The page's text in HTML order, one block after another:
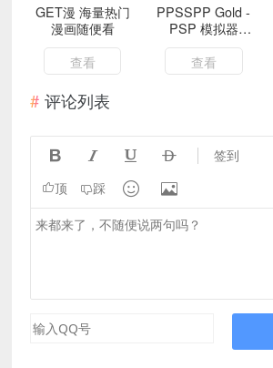
GET漫 海量热门
漫画随便看
查看
PPSSPP Gold -
PSP 模拟器
v1.15.4完整版
(25.7 MB)
查看
评论列表
    签到
顶 踩  